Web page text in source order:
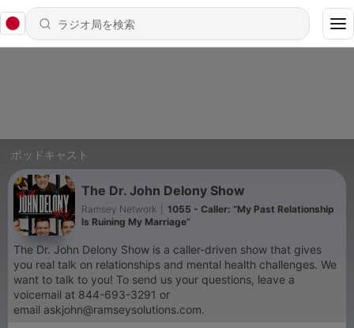
ポッドキャスト
The Dr. John Delony Show
Ramsey Network
1055 - Caller: “My Past Relationship
Is Ruining My Marriage”
The Dr. John Delony Show is a caller-driven show that gives
you real talk on relationships and mental health challenges. We
want to talk to you! To send us your questions, leave a
voicemail at 844-693-3291 or
email askjohn@ramseysolutions.com.